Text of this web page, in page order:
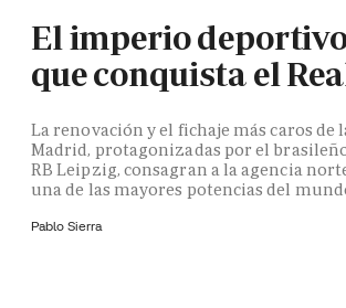
El imperio deportivo
que conquista el
La renovación y el fichaje más caros de
Madrid, protagonizadas por el
RB Leipzig, consagran a la agencia
una de las mayores potencias del
Pablo Sierra